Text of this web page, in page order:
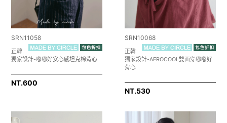
SRN11058
正韓
獨家設計-嘟嘟好安心感坦克棉背心
NT.600
SRN10068
正韓
獨家設計-AEROCOOL雙面穿嘟嘟好
背心
NT.530